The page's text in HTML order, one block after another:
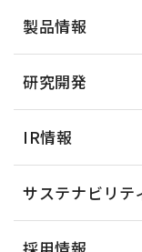
製品情報
研究開発
IR情報
サステナビリテ